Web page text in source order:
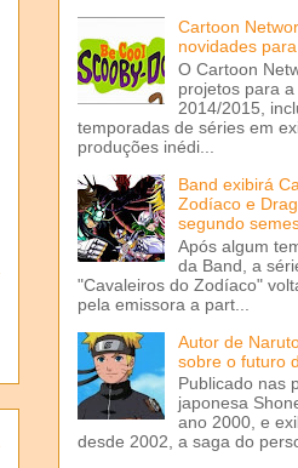
Cartoon
novidades
O Cartoon
projetos para
2014/2015,
temporadas de séries em
produções inédi...
Band exibirá
Zodíaco e
segundo
Após algum
da Band, a
"Cavaleiros do Zodíaco"
pela emissora a part...
Autor de
sobre o futuro
Publicado nas
japonesa
ano 2000, e
desde 2002, a saga do